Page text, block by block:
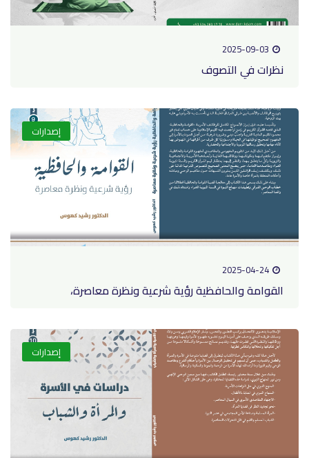
2025-09-03
نظرات في التصوف
إصدارات
2025-04-24
القوامة والحافظية رؤية شرعية ونظرة معاصرة،
إصدارات